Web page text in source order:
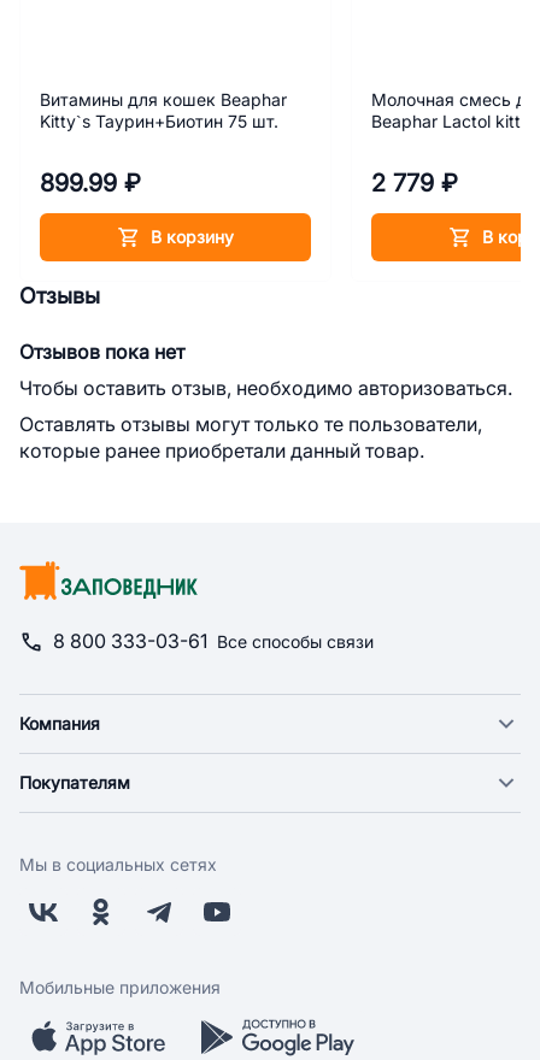
Витамины для кошек Beaphar
Kitty`s Таурин+Биотин 75 шт.
899.99 ₽
В корзину
Молочная смесь
Beaphar Lactol kitty
2 779 ₽
В
Отзывы
Отзывов пока нет
Чтобы оставить отзыв, необходимо авторизоваться.
Оставлять отзывы могут только те пользователи,
которые ранее приобретали данный товар.
8 800 333-03-61 Все способы связи
Компания
Новости
Поставщикам
Заводчикам
Обратная связь
Покупателям
Оплата
Бонусная программа
Скидки и акции
Мобильное приложение
Мы в социальных сетях
Мобильные приложения